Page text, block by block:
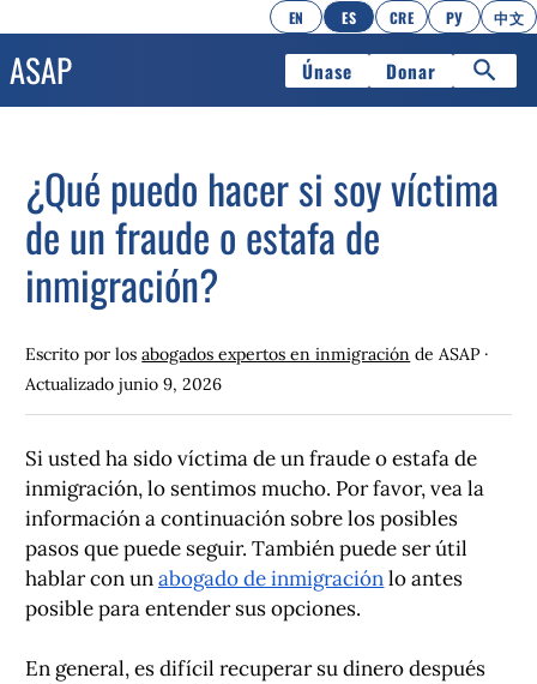
EN ES CRE РУ 中文
Únase Donar
¿Qué puedo hacer si soy víctima
de un fraude o estafa de
inmigración?
Escrito por losabogados expertos en inmigración de ASAP ·
Actualizadojunio 9, 2026
Si usted ha sido víctima de un fraude o estafa de
inmigración, lo sentimos mucho. Por favor, vea la
información a continuación sobre los posibles
pasos que puede seguir. También puede ser útil
hablar con unabogado de inmigraciónlo antes
posible para entender sus opciones.
En general, es difícil recuperar su dinero después